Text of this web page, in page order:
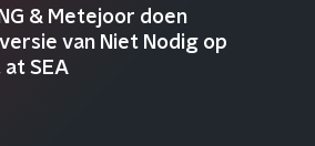
& Metejoor doen
van Niet Nodig op
SEA